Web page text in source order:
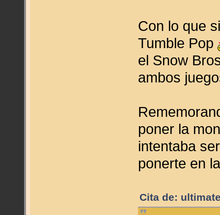
Con lo que
Tumble Pop
el Snow
ambos
poner la
intentaba
ponerte en
Cita de: